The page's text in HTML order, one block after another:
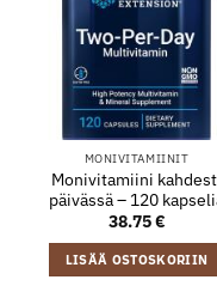
MONIVITAMIINIT
Monivitamiini
päivässä – 120
38.75€
LISÄÄ OSTOSKORIIN